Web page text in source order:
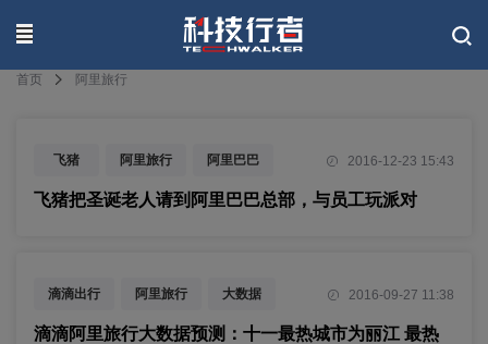
联系我们
首页 阿里旅行
飞猪 阿里旅行 阿里巴巴
营销
2016-12-23 15:43
飞猪把圣诞老人请到阿里巴巴总部，与员工玩派对
滴滴出行 阿里旅行 大数据 2016-09-27 11:38
滴滴阿里旅行大数据预测：十一最热城市为丽江 最热